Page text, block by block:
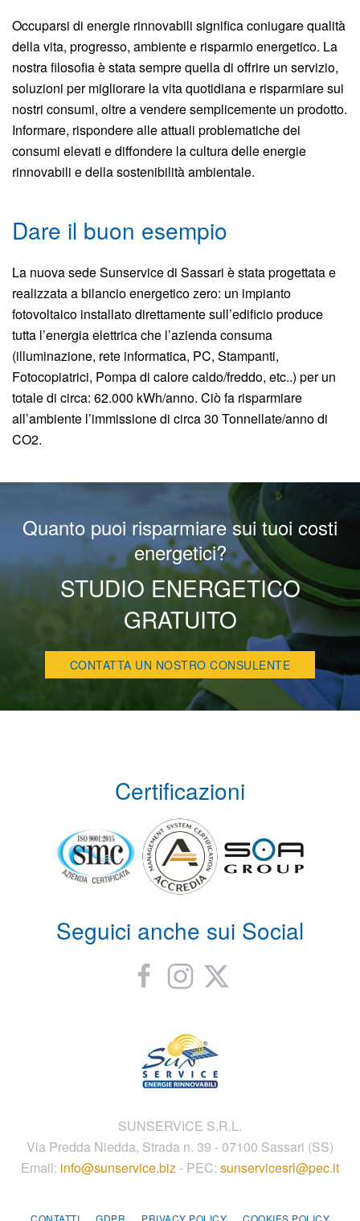
Occuparsi di energie rinnovabili significa coniugare qualità
della vita, progresso, ambiente e risparmio energetico. La
nostra filosofia è stata sempre quella di offrire un servizio,
soluzioni per migliorare la vita quotidiana e risparmiare sui
nostri consumi, oltre a vendere semplicemente un prodotto.
Informare, rispondere alle attuali problematiche dei
consumi elevati e diffondere la cultura delle energie
rinnovabili e della sostenibilità ambientale.
Dare il buon esempio
La nuova sede Sunservice di Sassari è stata progettata e
realizzata a bilancio energetico zero: un impianto
fotovoltaico installato direttamente sull’edificio produce
tutta l’energia elettrica che l’azienda consuma
(illuminazione, rete informatica, PC, Stampanti,
Fotocopiatrici, Pompa di calore caldo/freddo, etc..) per un
totale di circa: 62.000 kWh/anno. Ciò fa risparmiare
all’ambiente l’immissione di circa 30 Tonnellate/anno di
CO2.
Quanto puoi risparmiare sui tuoi costi
energetici?
STUDIO ENERGETICO
GRATUITO
CONTATTA UN NOSTRO CONSULENTE
Certificazioni
Seguici anche sui Social
SUNSERVICE S.R.L.
Via Predda Niedda, Strada n. 39 - 07100 Sassari (SS)
Email: info@sunservice.biz - PEC: sunservicesrl@pec.it
CONTATTI GDPR PRIVACY POLICY COOKIES POLICY